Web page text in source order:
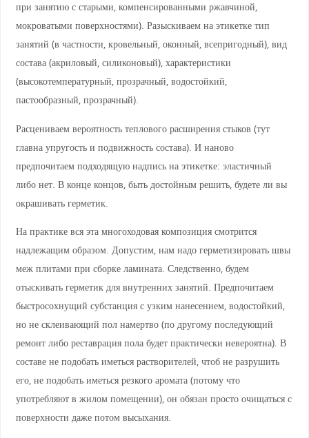
при занятию с старыми, компенсированными ржавчиной,
мокроватыми поверхностями). Разыскиваем на этикетке тип
занятий (в частности, кровельный, оконный, всепригодный), вид
состава (акриловый, силиконовый), характеристики
(высокотемпературный, прозрачный, водостойкий,
пастообразный, прозрачный).
Расцениваем вероятность теплового расширения стыков (тут
главна упругость и подвижность состава). И наново
предпочитаем подходящую надпись на этикетке: эластичный
либо нет. В конце концов, быть достойным решить, будете ли вы
окрашивать герметик.
На практике вся эта многоходовая композиция смотрится
надлежащим образом. Допустим, нам надо герметизировать швы
меж плитами при сборке ламината. Следственно, будем
отыскивать герметик для внутренних занятий. Предпочитаем
быстросохнущий субстанция с узким нанесением, водостойкий,
но не склеивающий пол намертво (по другому последующий
ремонт либо реставрация пола будет практически невероятна). В
составе не подобать иметься растворителей, чтоб не разрушить
его, не подобать иметься резкого аромата (потому что
употребляют в жилом помещении), он обязан просто очищаться с
поверхности даже потом высыхания.